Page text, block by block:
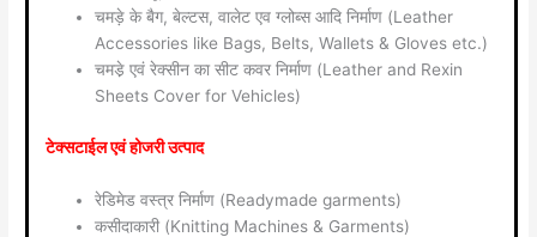
चमड़े के बैग, बेल्टस, वालेट एव ग्लोब्स आदि निर्माण (Leather
Accessories like Bags, Belts, Wallets & Gloves etc.)
चमडे़ एवं रेक्सीन का सीट कवर निर्माण (Leather and Rexin
Sheets Cover for Vehicles)
टेक्सटाईल एवं होजरी उत्पाद
रेडिमेड वस्त्र निर्माण (Readymade garments)
कसीदाकारी (Knitting Machines & Garments)